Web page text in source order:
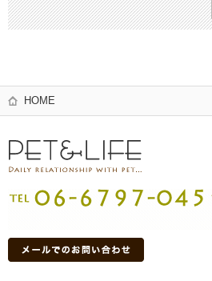
HOME